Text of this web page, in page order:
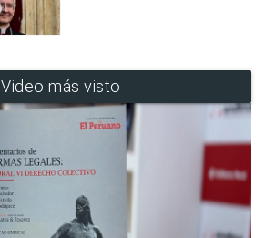
Video más visto